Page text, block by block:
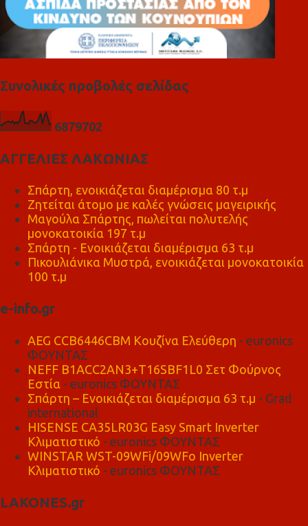
Συνολικές προβολές σελίδας
6879702
ΑΓΓΕΛΙΕΣ ΛΑΚΩΝΙΑΣ
Σπάρτη, ενοικιάζεται διαμέρισμα 80 τ.μ
Ζητείται άτομο με καλές γνώσεις μαγειρικής
Μαγούλα Σπάρτης, πωλείται πολυτελής
μονοκατοικία 197 τ.μ
Σπάρτη - Ενοικιάζεται διαμέρισμα 63 τ.μ
Πικουλιάνικα Μυστρά, ενοικιάζεται μονοκατοικία
100 τ.μ
e-info.gr
AEG CCB6446CBM Κουζίνα Ελεύθερη - euronics
ΦΟΥΝΤΑΣ
NEFF B1ACC2AN3+T16SBF1L0 Σετ Φούρνος
Εστία - euronics ΦΟΥΝΤΑΣ
Σπάρτη – Ενοικιάζεται διαμέρισμα 63 τ.μ - Grad
international
HISENSE CA35LR03G Easy Smart Inverter
Κλιματιστικό - euronics ΦΟΥΝΤΑΣ
WINSTAR WST-09WFi/09WFo Inverter
Κλιματιστικό - euronics ΦΟΥΝΤΑΣ
LAKONES.gr